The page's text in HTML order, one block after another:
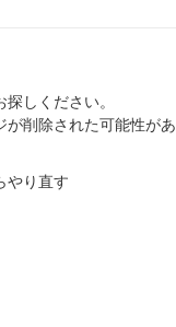
しください。
削除された可能性が
やり直す